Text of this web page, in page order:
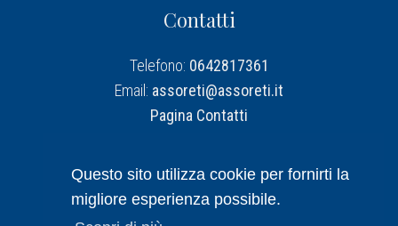
Questo sito utilizza cookie per fornirti la
migliore esperienza possibile.
Contatti
Telefono: 0642817361
Email: assoreti@assoreti.it
Pagina Contatti